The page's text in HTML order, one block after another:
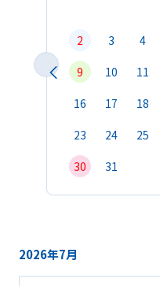
2
3 4
9
10 11
16
17 18
23
24 25
30
31
2026年7月